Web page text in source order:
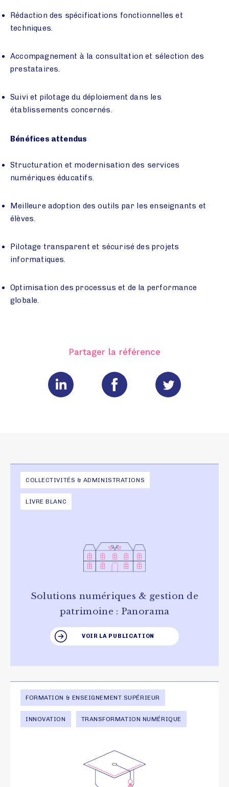
Partager la référence
Rédaction des spécifications fonctionnelles et
techniques.
Accompagnement à la consultation et sélection des
prestataires.
Suivi et pilotage du déploiement dans les
établissements concernés.
Bénéfices attendus
Structuration et modernisation des services
numériques éducatifs.
Meilleure adoption des outils par les enseignants et
élèves.
Pilotage transparent et sécurisé des projets
informatiques.
Optimisation des processus et de la performance
globale.
COLLECTIVITÉS & ADMINISTRATIONS
LIVRE BLANC
Solutions numériques & gestion de
patrimoine : Panorama
VOIR LA PUBLICATION
FORMATION & ENSEIGNEMENT SUPÉRIEUR
INNOVATION TRANSFORMATION NUMÉRIQUE